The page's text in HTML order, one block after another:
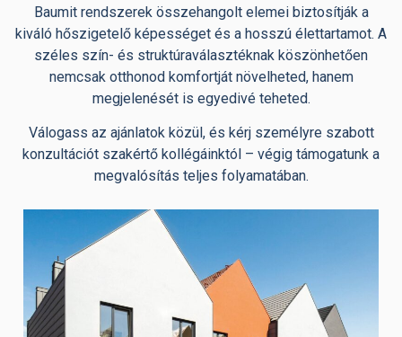
Baumit rendszerek összehangolt elemei biztosítják a
kiváló hőszigetelő képességet és a hosszú élettartamot. A
széles szín- és struktúraválasztéknak köszönhetően
nemcsak otthonod komfortját növelheted, hanem
megjelenését is egyedivé teheted.
Válogass az ajánlatok közül, és kérj személyre szabott
konzultációt szakértő kollégáinktól – végig támogatunk a
megvalósítás teljes folyamatában.